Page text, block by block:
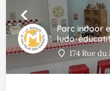
Parc indoor
ludo-
174 Rue